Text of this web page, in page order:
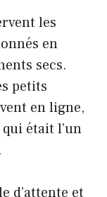
les
en
secs.
petits
en ligne,
était l’un
d’attente et